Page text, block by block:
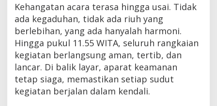
Kehangatan acara terasa hingga usai. Tidak
ada kegaduhan, tidak ada riuh yang
berlebihan, yang ada hanyalah harmoni.
Hingga pukul 11.55 WITA, seluruh rangkaian
kegiatan berlangsung aman, tertib, dan
lancar. Di balik layar, aparat keamanan
tetap siaga, memastikan setiap sudut
kegiatan berjalan dalam kendali.